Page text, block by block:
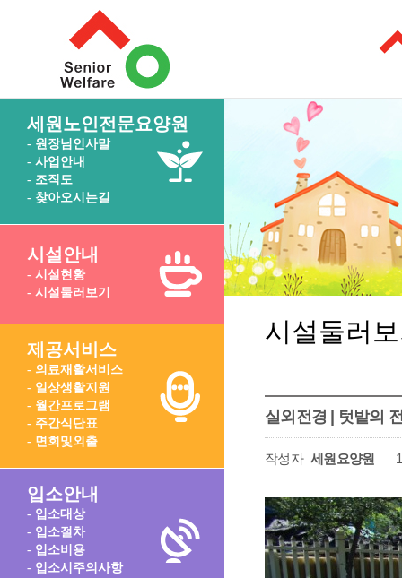
세원노인전문요양원
- 원장님인사말
- 사업안내
- 조직도
- 찾아오시는길
시설안내
- 시설현황
- 시설둘러보기
제공서비스
- 의료재활서비스
- 일상생활지원
- 월간프로그램
- 주간식단표
- 면회및외출
입소안내
- 입소대상
- 입소절차
- 입소비용
- 입소시주의사항
시설둘러
실외전경 | 텃밭의
작성자 세원요양원